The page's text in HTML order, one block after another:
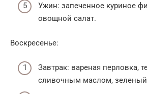
Ужин: запеченное куриное
овощной салат.
Воскресенье:
Завтрак: вареная перловка,
сливочным маслом, зеленый